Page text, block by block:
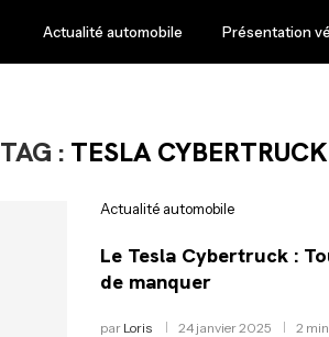
Actualité automobile Présentation
TAG : TESLA CYBERTRUCK
Actualité automobile
Le Tesla Cybertruck :
de manquer
par Loris 24 janvier 2025 2